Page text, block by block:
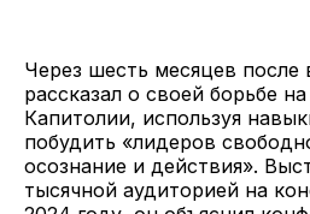
Через шесть месяцев
рассказал о своей борьбе
Капитолии, используя
побудить «лидеров
осознание и действия».
тысячной аудиторией на